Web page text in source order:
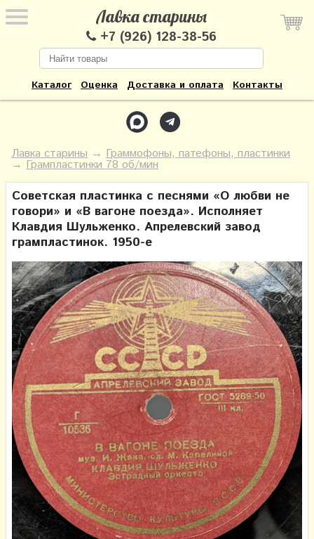
Лавка старины
+7 (926) 128-38-56
Каталог Оценка Доставка и оплата Контакты
Лавка старины → Граммофоны, патефоны, пластинки
→ Грампластинки 78 об/мин
Советская пластинка с песнями «О любви не
говори» и «В вагоне поезда». Исполняет
Клавдия Шульженко. Апрелевский завод
грампластинок. 1950-е